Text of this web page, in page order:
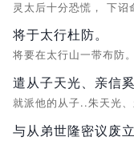
灵太后十分恐慌， 下诏
将于太行杜防。
将要在太行山一带布防。
遣从子天光、亲信
就派他的从子..朱天光
与从弟世隆密议废立